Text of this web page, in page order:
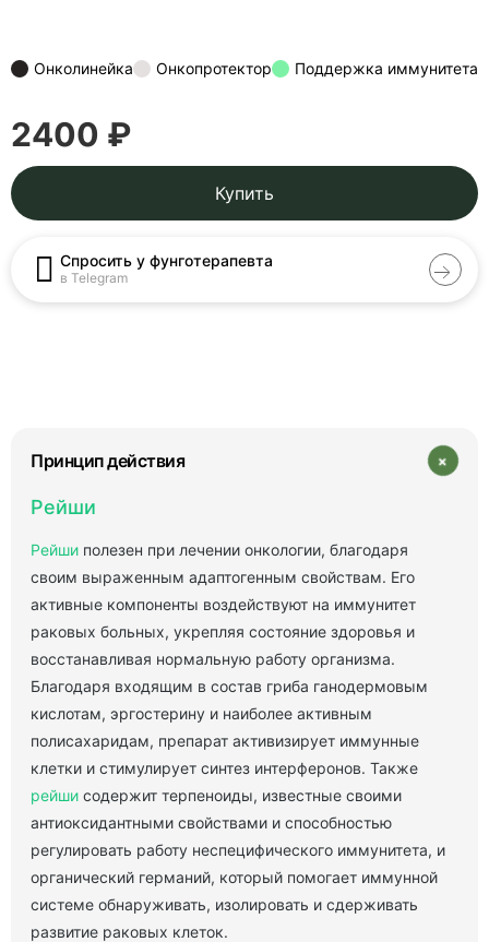
Онколинейка Онкопротектор Поддержка иммунитета
2400 ₽
Купить
Спросить у фунготерапевта
в Telegram
Принцип действия +
Рейши
Рейши полезен при лечении онкологии, благодаря
своим выраженным адаптогенным свойствам. Его
активные компоненты воздействуют на иммунитет
раковых больных, укрепляя состояние здоровья и
восстанавливая нормальную работу организма.
Благодаря входящим в состав гриба ганодермовым
кислотам, эргостерину и наиболее активным
полисахаридам, препарат активизирует иммунные
клетки и стимулирует синтез интерферонов. Также
рейши содержит терпеноиды, известные своими
антиоксидантными свойствами и способностью
регулировать работу неспецифического иммунитета, и
органический германий, который помогает иммунной
системе обнаруживать, изолировать и сдерживать
развитие раковых клеток.